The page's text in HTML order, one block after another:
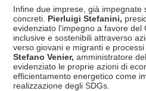
Infine due imprese, già
concreti. Pierluigi Stefanini,
evidenziato l'impegno a favore del
inclusive e sostenibili attraverso
verso giovani e migranti e processi
Stefano Venier, amministratore
evidenziato le proprie azioni di
efficientamento energetico come
realizzazione degli SDGs.